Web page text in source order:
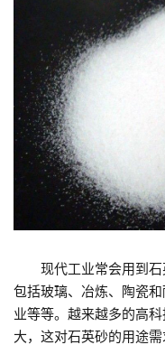
现代工业常会用到石
包括玻璃、冶炼、陶瓷
业等等。越来越多的高
大，这对石英砂的用途需